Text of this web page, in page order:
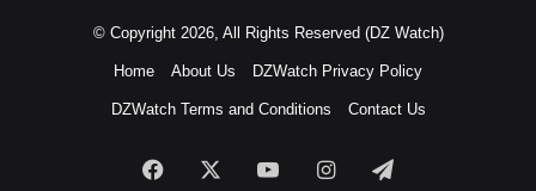
© Copyright 2026, All Rights Reserved (DZ Watch)
Home About Us DZWatch Privacy Policy
DZWatch Terms and Conditions Contact Us
Facebook YouTubeInstagramTelegram